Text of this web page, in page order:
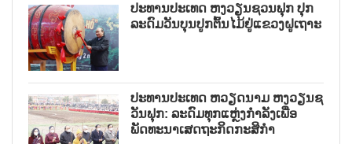
ປະທານປະເທດ ຫງວຽນຊວນຟຸກ ປຸກ
ລະດົມວັນບຸນປູກຕົ້ນໄມ້ຢູ່ແຂວງຝູເຖາະ
ປະທານປະເທດ ຫວຽດນາມ ຫງວຽນຊ
ວັນຟຸກ: ລະດົມທຸກແຫຼ່ງກຳລັງເພື່ອ
ພັດທະນາເສດຖະກິດກະສິກຳ